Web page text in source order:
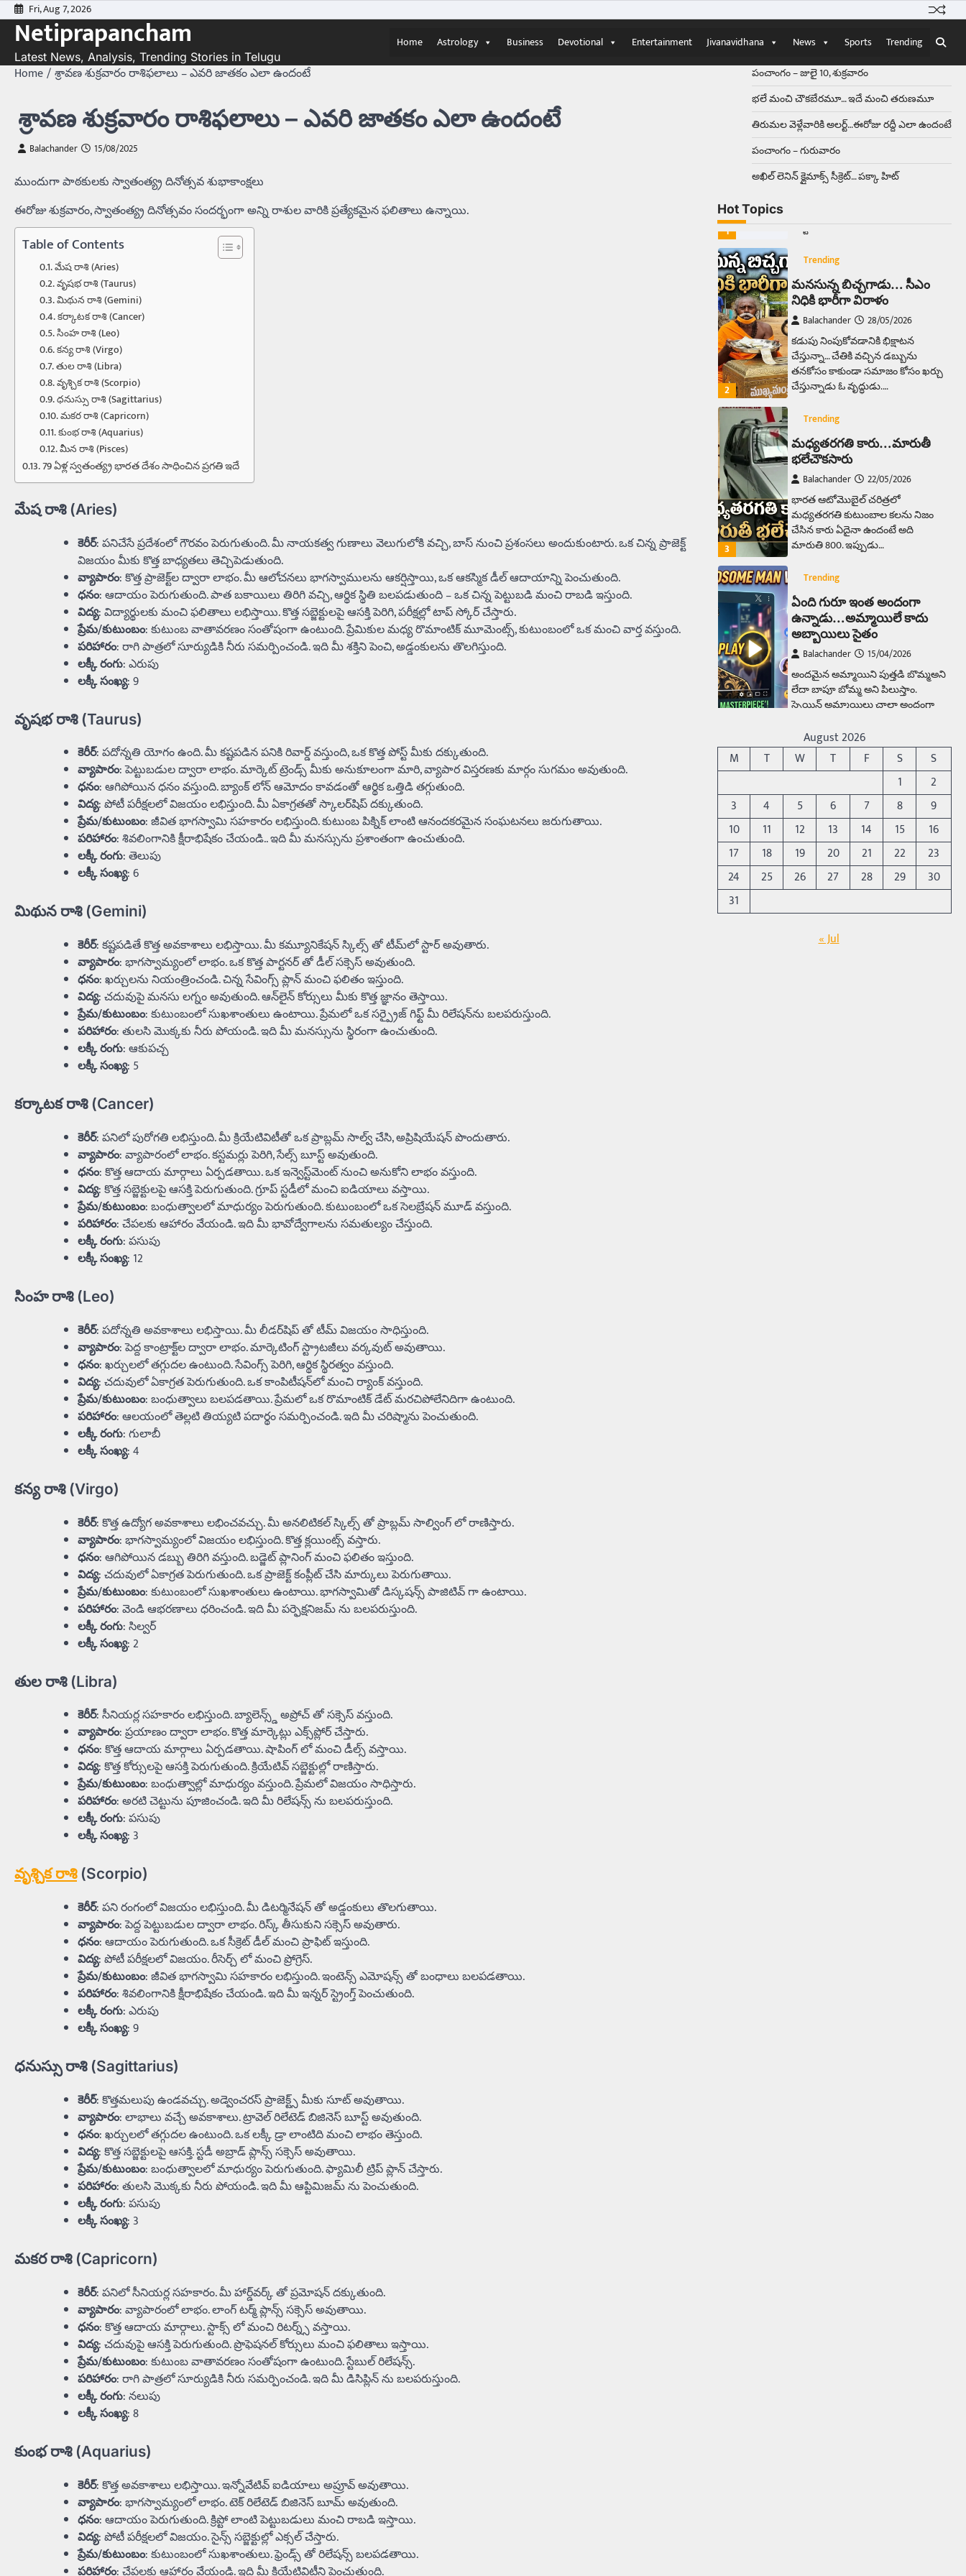
Skip
to
content
Fri, Aug 7, 2026
Netiprapancham
Latest News, Analysis, Trending Stories in Telugu
Home Astrology Business Devotional Entertainment Jivanavidhana News Sports Trending
Home శ్రావణ శుక్రవారం రాశిఫలాలు – ఎవరి జాతకం ఎలా ఉందంటే
శ్రావణ శుక్రవారం రాశిఫలాలు – ఎవరి జాతకం ఎలా ఉందంటే
Balachander 15/08/2025
ముందుగా పాఠకులకు స్వాతంత్య్ర దినోత్సవ శుభాకాంక్షలు
ఈరోజు శుక్రవారం, స్వాతంత్య్ర దినోత్సవం సందర్భంగా అన్ని రాశుల వారికి ప్రత్యేకమైన ఫలితాలు ఉన్నాయి.
Table of Contents
మేష రాశి (Aries)
వృషభ రాశి (Taurus)
మిథున రాశి (Gemini)
కర్కాటక రాశి (Cancer)
సింహ రాశి (Leo)
కన్య రాశి (Virgo)
తుల రాశి (Libra)
వృశ్చిక రాశి (Scorpio)
ధనుస్సు రాశి (Sagittarius)
మకర రాశి (Capricorn)
కుంభ రాశి (Aquarius)
మీన రాశి (Pisces)
79 ఏళ్ల స్వతంత్య్ర భారత దేశం సాధించిన ప్రగతి ఇదే
మేష రాశి (Aries)
కెరీర్: పనిచేసే ప్రదేశంలో గౌరవం పెరుగుతుంది. మీ నాయకత్వ గుణాలు వెలుగులోకి వచ్చి, బాస్ నుంచి ప్రశంసలు అందుకుంటారు. ఒక చిన్న ప్రాజెక్ట్
విజయం మీకు కొత్త బాధ్యతలు తెచ్చిపెడుతుంది.
వ్యాపారం: కొత్త ప్రాజెక్ట్‌ల ద్వారా లాభం. మీ ఆలోచనలు భాగస్వాములను ఆకర్షిస్తాయి, ఒక ఆకస్మిక డీల్ ఆదాయాన్ని పెంచుతుంది.
ధనం: ఆదాయం పెరుగుతుంది. పాత బకాయిలు తిరిగి వచ్చి, ఆర్థిక స్థితి బలపడుతుంది – ఒక చిన్న పెట్టుబడి మంచి రాబడి ఇస్తుంది.
విద్య: విద్యార్థులకు మంచి ఫలితాలు లభిస్తాయి. కొత్త సబ్జెక్టులపై ఆసక్తి పెరిగి, పరీక్షల్లో టాప్ స్కోర్ చేస్తారు.
ప్రేమ/కుటుంబం: కుటుంబ వాతావరణం సంతోషంగా ఉంటుంది. ప్రేమికుల మధ్య రొమాంటిక్ మూమెంట్స్, కుటుంబంలో ఒక మంచి వార్త వస్తుంది.
పరిహారం: రాగి పాత్రలో సూర్యుడికి నీరు సమర్పించండి. ఇది మీ శక్తిని పెంచి, అడ్డంకులను తొలగిస్తుంది.
లక్కీ రంగు: ఎరుపు
లక్కీ సంఖ్య: 9
వృషభ రాశి (Taurus)
కెరీర్: పదోన్నతి యోగం ఉంది. మీ కష్టపడిన పనికి రివార్డ్ వస్తుంది, ఒక కొత్త పోస్ట్ మీకు దక్కుతుంది.
వ్యాపారం: పెట్టుబడుల ద్వారా లాభం. మార్కెట్ ట్రెండ్స్ మీకు అనుకూలంగా మారి, వ్యాపార విస్తరణకు మార్గం సుగమం అవుతుంది.
ధనం: ఆగిపోయిన ధనం వస్తుంది. బ్యాంక్ లోన్ ఆమోదం కావడంతో ఆర్థిక ఒత్తిడి తగ్గుతుంది.
విద్య: పోటీ పరీక్షలలో విజయం లభిస్తుంది. మీ ఏకాగ్రతతో స్కాలర్‌షిప్ దక్కుతుంది.
ప్రేమ/కుటుంబం: జీవిత భాగస్వామి సహకారం లభిస్తుంది. కుటుంబ పిక్నిక్ లాంటి ఆనందకరమైన సంఘటనలు జరుగుతాయి.
పరిహారం: శివలింగానికి క్షీరాభిషేకం చేయండి.. ఇది మీ మనస్సును ప్రశాంతంగా ఉంచుతుంది.
లక్కీ రంగు: తెలుపు
లక్కీ సంఖ్య: 6
మిథున రాశి (Gemini)
కెరీర్: కష్టపడితే కొత్త అవకాశాలు లభిస్తాయి. మీ కమ్యూనికేషన్ స్కిల్స్ తో టీమ్‌లో స్టార్ అవుతారు.
వ్యాపారం: భాగస్వామ్యంలో లాభం. ఒక కొత్త పార్టనర్ తో డీల్ సక్సెస్ అవుతుంది.
ధనం: ఖర్చులను నియంత్రించండి. చిన్న సేవింగ్స్ ప్లాన్ మంచి ఫలితం ఇస్తుంది.
విద్య: చదువుపై మనసు లగ్నం అవుతుంది. ఆన్‌లైన్ కోర్సులు మీకు కొత్త జ్ఞానం తెస్తాయి.
ప్రేమ/కుటుంబం: కుటుంబంలో సుఖశాంతులు ఉంటాయి. ప్రేమలో ఒక సర్ప్రైజ్ గిఫ్ట్ మీ రిలేషన్‌ను బలపరుస్తుంది.
పరిహారం: తులసి మొక్కకు నీరు పోయండి. ఇది మీ మనస్సును స్థిరంగా ఉంచుతుంది.
లక్కీ రంగు: ఆకుపచ్చ
లక్కీ సంఖ్య: 5
కర్కాటక రాశి (Cancer)
కెరీర్: పనిలో పురోగతి లభిస్తుంది. మీ క్రియేటివిటీతో ఒక ప్రాబ్లమ్ సాల్వ్ చేసి, అప్రిషియేషన్ పొందుతారు.
వ్యాపారం: వ్యాపారంలో లాభం. కస్టమర్లు పెరిగి, సేల్స్ బూస్ట్ అవుతుంది.
ధనం: కొత్త ఆదాయ మార్గాలు ఏర్పడతాయి. ఒక ఇన్వెస్ట్‌మెంట్ నుంచి అనుకోని లాభం వస్తుంది.
విద్య: కొత్త సబ్జెక్టులపై ఆసక్తి పెరుగుతుంది. గ్రూప్ స్టడీలో మంచి ఐడియాలు వస్తాయి.
ప్రేమ/కుటుంబం: బంధుత్వాలలో మాధుర్యం పెరుగుతుంది. కుటుంబంలో ఒక సెలబ్రేషన్ మూడ్ వస్తుంది.
పరిహారం: చేపలకు ఆహారం వేయండి. ఇది మీ భావోద్వేగాలను సమతుల్యం చేస్తుంది.
లక్కీ రంగు: పసుపు
లక్కీ సంఖ్య: 12
సింహ రాశి (Leo)
కెరీర్: పదోన్నతి అవకాశాలు లభిస్తాయి. మీ లీడర్‌షిప్ తో టీమ్ విజయం సాధిస్తుంది.
వ్యాపారం: పెద్ద కాంట్రాక్ట్‌ల ద్వారా లాభం. మార్కెటింగ్ స్ట్రాటజీలు వర్కవుట్ అవుతాయి.
ధనం: ఖర్చులలో తగ్గుదల ఉంటుంది. సేవింగ్స్ పెరిగి, ఆర్థిక స్థిరత్వం వస్తుంది.
విద్య: చదువులో ఏకాగ్రత పెరుగుతుంది. ఒక కాంపిటీషన్‌లో మంచి ర్యాంక్ వస్తుంది.
ప్రేమ/కుటుంబం: బంధుత్వాలు బలపడతాయి. ప్రేమలో ఒక రొమాంటిక్ డేట్ మరచిపోలేనిదిగా ఉంటుంది.
పరిహారం: ఆలయంలో తెల్లటి తియ్యటి పదార్థం సమర్పించండి. ఇది మీ చరిష్మాను పెంచుతుంది.
లక్కీ రంగు: గులాబీ
లక్కీ సంఖ్య: 4
కన్య రాశి (Virgo)
కెరీర్: కొత్త ఉద్యోగ అవకాశాలు లభించవచ్చు. మీ అనలిటికల్ స్కిల్స్ తో ప్రాబ్లమ్ సాల్వింగ్ లో రాణిస్తారు.
వ్యాపారం: భాగస్వామ్యంలో విజయం లభిస్తుంది. కొత్త క్లయింట్స్ వస్తారు.
ధనం: ఆగిపోయిన డబ్బు తిరిగి వస్తుంది. బడ్జెట్ ప్లానింగ్ మంచి ఫలితం ఇస్తుంది.
విద్య: చదువులో ఏకాగ్రత పెరుగుతుంది. ఒక ప్రాజెక్ట్ కంప్లీట్ చేసి మార్కులు పెరుగుతాయి.
ప్రేమ/కుటుంబం: కుటుంబంలో సుఖశాంతులు ఉంటాయి. భాగస్వామితో డిస్కషన్స్ పాజిటివ్ గా ఉంటాయి.
పరిహారం: వెండి ఆభరణాలు ధరించండి. ఇది మీ పర్ఫెక్షనిజమ్ ను బలపరుస్తుంది.
లక్కీ రంగు: సిల్వర్
లక్కీ సంఖ్య: 2
తుల రాశి (Libra)
కెరీర్: సీనియర్ల సహకారం లభిస్తుంది. బ్యాలెన్స్డ్ అప్రోచ్ తో సక్సెస్ వస్తుంది.
వ్యాపారం: ప్రయాణం ద్వారా లాభం. కొత్త మార్కెట్లు ఎక్స్‌ప్లోర్ చేస్తారు.
ధనం: కొత్త ఆదాయ మార్గాలు ఏర్పడతాయి. షాపింగ్ లో మంచి డీల్స్ వస్తాయి.
విద్య: కొత్త కోర్సులపై ఆసక్తి పెరుగుతుంది. క్రియేటివ్ సబ్జెక్టుల్లో రాణిస్తారు.
ప్రేమ/కుటుంబం: బంధుత్వాల్లో మాధుర్యం వస్తుంది. ప్రేమలో విజయం సాధిస్తారు.
పరిహారం: అరటి చెట్టును పూజించండి. ఇది మీ రిలేషన్స్ ను బలపరుస్తుంది.
లక్కీ రంగు: పసుపు
లక్కీ సంఖ్య: 3
వృశ్చిక రాశి(Scorpio)
కెరీర్: పని రంగంలో విజయం లభిస్తుంది. మీ డిటర్మినేషన్ తో అడ్డంకులు తొలగుతాయి.
వ్యాపారం: పెద్ద పెట్టుబడుల ద్వారా లాభం. రిస్క్ తీసుకుని సక్సెస్ అవుతారు.
ధనం: ఆదాయం పెరుగుతుంది. ఒక సీక్రెట్ డీల్ మంచి ప్రాఫిట్ ఇస్తుంది.
విద్య: పోటీ పరీక్షలలో విజయం. రీసెర్చ్ లో మంచి ప్రోగ్రెస్.
ప్రేమ/కుటుంబం: జీవిత భాగస్వామి సహకారం లభిస్తుంది. ఇంటెన్స్ ఎమోషన్స్ తో బంధాలు బలపడతాయి.
పరిహారం: శివలింగానికి క్షీరాభిషేకం చేయండి. ఇది మీ ఇన్నర్ స్ట్రెంగ్త్ పెంచుతుంది.
లక్కీ రంగు: ఎరుపు
లక్కీ సంఖ్య: 9
ధనుస్సు రాశి (Sagittarius)
కెరీర్: కొత్తమలుపు ఉండవచ్చు. అడ్వెంచరస్ ప్రాజెక్ట్స్ మీకు సూట్ అవుతాయి.
వ్యాపారం: లాభాలు వచ్చే అవకాశాలు. ట్రావెల్ రిలేటెడ్ బిజినెస్ బూస్ట్ అవుతుంది.
ధనం: ఖర్చులలో తగ్గుదల ఉంటుంది. ఒక లక్కీ డ్రా లాంటిది మంచి లాభం తెస్తుంది.
విద్య: కొత్త సబ్జెక్టులపై ఆసక్తి. స్టడీ అబ్రాడ్ ప్లాన్స్ సక్సెస్ అవుతాయి.
ప్రేమ/కుటుంబం: బంధుత్వాలలో మాధుర్యం పెరుగుతుంది. ఫ్యామిలీ ట్రిప్ ప్లాన్ చేస్తారు.
పరిహారం: తులసి మొక్కకు నీరు పోయండి. ఇది మీ ఆప్టిమిజమ్ ను పెంచుతుంది.
లక్కీ రంగు: పసుపు
లక్కీ సంఖ్య: 3
మకర రాశి (Capricorn)
కెరీర్: పనిలో సీనియర్ల సహకారం. మీ హార్డ్‌వర్క్ తో ప్రమోషన్ దక్కుతుంది.
వ్యాపారం: వ్యాపారంలో లాభం. లాంగ్ టర్మ్ ప్లాన్స్ సక్సెస్ అవుతాయి.
ధనం: కొత్త ఆదాయ మార్గాలు. స్టాక్స్ లో మంచి రిటర్న్స్ వస్తాయి.
విద్య: చదువుపై ఆసక్తి పెరుగుతుంది. ప్రొఫెషనల్ కోర్సులు మంచి ఫలితాలు ఇస్తాయి.
ప్రేమ/కుటుంబం: కుటుంబ వాతావరణం సంతోషంగా ఉంటుంది. స్టేబుల్ రిలేషన్స్.
పరిహారం: రాగి పాత్రలో సూర్యుడికి నీరు సమర్పించండి. ఇది మీ డిసిప్లిన్ ను బలపరుస్తుంది.
లక్కీ రంగు: నలుపు
లక్కీ సంఖ్య: 8
కుంభ రాశి (Aquarius)
కెరీర్: కొత్త అవకాశాలు లభిస్తాయి. ఇన్నోవేటివ్ ఐడియాలు అప్రూవ్ అవుతాయి.
వ్యాపారం: భాగస్వామ్యంలో లాభం. టెక్ రిలేటెడ్ బిజినెస్ బూమ్ అవుతుంది.
ధనం: ఆదాయం పెరుగుతుంది. క్రిప్టో లాంటి పెట్టుబడులు మంచి రాబడి ఇస్తాయి.
విద్య: పోటీ పరీక్షలలో విజయం. సైన్స్ సబ్జెక్టుల్లో ఎక్సల్ చేస్తారు.
ప్రేమ/కుటుంబం: కుటుంబంలో సుఖశాంతులు. ఫ్రెండ్స్ తో రిలేషన్స్ బలపడతాయి.
పరిహారం: చేపలకు ఆహారం వేయండి. ఇది మీ క్రియేటివిటీని పెంచుతుంది.
పంచాంగం – జులై 10, శుక్రవారం
భలే మంచి చౌకబేరమూ… ఇదే మంచి తరుణమూ
తిరుమల వెళ్లేవారికి అలర్ట్‌…ఈరోజు రద్దీ ఎలా ఉందంటే
పంచాంగం – గురువారం
అఖిల్‌ లెనిన్ క్లైమాక్స్‌ సీక్రెట్‌… పక్కా హిట్‌
Hot Topics
Balachander 15/04/2026
ఉత్తర ప్రదేశ్‌లోని ఝాన్సీ జిల్లాలో ఒక
వింతైన రోడ్డు ప్రమాదం చోటుచేసుకుంది.
వేల సంఖ్యలో బీరు…
1
Trending
అక్కడ ఆదివారం బట్టలు
ఉతికితే…జైలుకే
Balachander
13/06/2026
ఆదివారం వచ్చిందంటే చాలు
‘బట్టలు ఉతకడం’. వారం…
2
Trending
మనసున్న బిచ్చగాడు… సీఎం
నిధికి భారీగా విరాళం
Balachander
28/05/2026
కడుపు నింపుకోవడానికి భిక్షాటన
చేస్తున్నా… చేతికి వచ్చిన డబ్బును
తనకోసం కాకుండా సమాజం కోసం ఖర్చు
చేస్తున్నాడు ఓ వృద్ధుడు.…
3
Trending
మధ్యతరగతి కారు…మారుతీ
భలేచౌకసారు
Balachander
22/05/2026
భారత ఆటోమొబైల్ చరిత్రలో
మధ్యతరగతి కుటుంబాల కలను నిజం
చేసిన కారు ఏదైనా ఉందంటే అది
మారుతి 800. ఇప్పుడు…
Trending
ఏంది గురూ ఇంత అందంగా
ఉన్నాడు…అమ్మాయిలే కాదు
అబ్బాయిలు సైతం
Balachander
15/04/2026
అందమైన అమ్మాయిని పుత్తడి బొమ్మఅని
లేదా బాపూ బోమ్మ అని పిలుస్తాం.
స్పెయిన్‌ అమ్మాయిలు చాలా అందంగా
5
Trending
రోడ్డుపై ఏరులై పారిన బీర్లు…
ఘాటుతో మండుతున్న నోర్లు
Balachander
15/04/2026
ఉత్తర ప్రదేశ్‌లోని ఝాన్సీ జిల్లాలో ఒక
వింతైన రోడ్డు ప్రమాదం చోటుచేసుకుంది.
ఝాన్సీ–కాన్పూర్ జాతీయ రహదారిపై
వేల సంఖ్యలో బీరు…
Trending
అక్కడ ఆదివారం బట్టలు
August 2026
M
T W T F S
S
1
2
3
4 5 6 7 8
9
10
11 12 13 14 15
16
17
18 19 20 21 22
23
24
25 26 27 28 29
30
31
« Jul